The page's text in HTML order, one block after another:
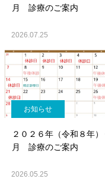
月 診療のご案内
2026.07.25
お知らせ
２０２６年（令和８年）
月 診療のご案内
2026.05.25